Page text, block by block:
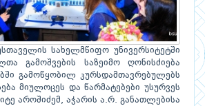
სახელმწიფო უნივერსიტეტში
გამოშვების საზეიმო ღონისძიება
გამოწყობილ კურსდამთავრებულებს
მიულოცეს და წარმატებები უსურვეს
აროშიძემ, აჭარის ა.რ. განათლებისა